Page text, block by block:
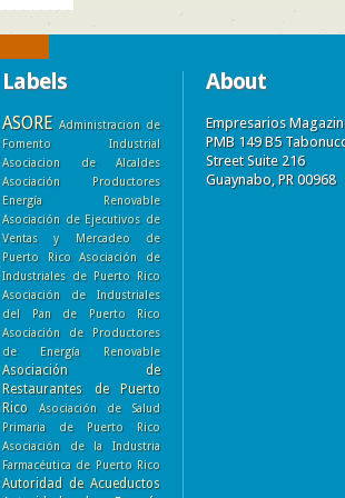
Labels
ASORE Administracion de
Fomento Industrial
Asociacion de Alcaldes
Asociación Productores
Energía Renovable
Asociación de Ejecutivos de
Ventas y Mercadeo de
Puerto Rico
Asociación de
Industriales de Puerto Rico
Asociación de Industriales
del Pan de Puerto Rico
Asociación de Productores
de Energía Renovable
Asociación de
Restaurantes de Puerto
Rico
Asociación de Salud
Primaria de Puerto Rico
Asociación de la Industria
Farmacéutica de Puerto Rico
Autoridad de Acueductos
About
Empresarios
PMB 149 B5
Street Suite 216
Guaynabo, PR 00968